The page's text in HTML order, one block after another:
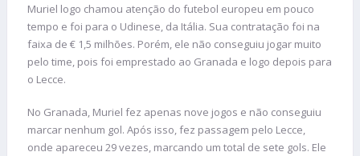
Muriel logo chamou atenção do futebol europeu em pouco
tempo e foi para o Udinese, da Itália. Sua contratação foi na
faixa de € 1,5 milhões. Porém, ele não conseguiu jogar muito
pelo time, pois foi emprestado ao Granada e logo depois para
o Lecce.
No Granada, Muriel fez apenas nove jogos e não conseguiu
marcar nenhum gol. Após isso, fez passagem pelo Lecce,
onde apareceu 29 vezes, marcando um total de sete gols. Ele